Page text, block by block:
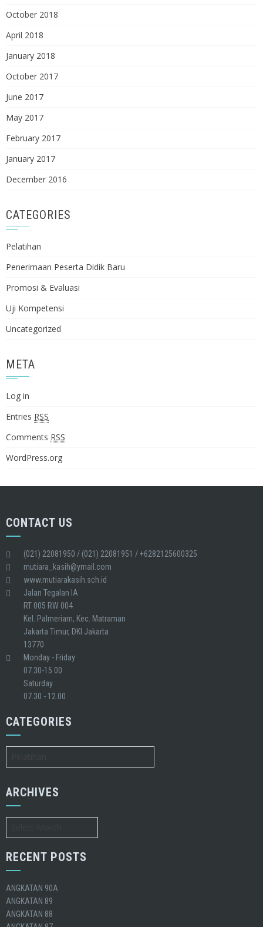
October 2018
April 2018
January 2018
October 2017
June 2017
May 2017
February 2017
January 2017
December 2016
CATEGORIES
Pelatihan
Penerimaan Peserta Didik Baru
Promosi & Evaluasi
Uji Kompetensi
Uncategorized
META
Log in
Entries RSS
Comments RSS
WordPress.org
CONTACT US
(021) 22081950 / (021) 22081951 / +6282125600325
mutiara_kasih@ymail.com
www.mutiarakasih.sch.id
Jalan Tegalan IA
RT 005 RW 004
Kel. Palmeriam, Kec. Matraman
Jakarta Timur, DKI Jakarta
13770
Monday - Friday
07.30-15.00
Saturday
07.30 - 12.00
CATEGORIES
ARCHIVES
RECENT POSTS
ANGKATAN 90A
ANGKATAN 89
ANGKATAN 88